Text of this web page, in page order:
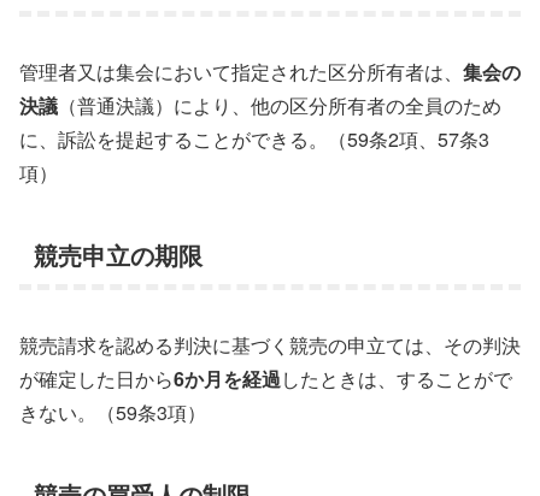
管理者又は集会において指定された区分所有者は、 集会の
決議 （普通決議）により、他の区分所有者の全員のため
に、訴訟を提起することができる。（59条2項、57条3
項）
競売申立の期限
競売請求を認める判決に基づく競売の申立ては、その判決
が確定した日から6か月を経過したときは、することがで
きない。（59条3項）